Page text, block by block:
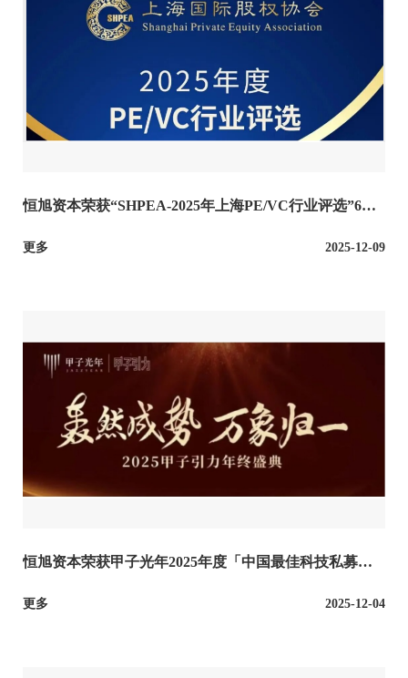
恒旭资本荣获“SHPEA-2025年上海PE/VC行业评选”6项
更多 2025-12-09
恒旭资本荣获甲子光年2025年度「中国最佳科技私募股
更多 2025-12-04